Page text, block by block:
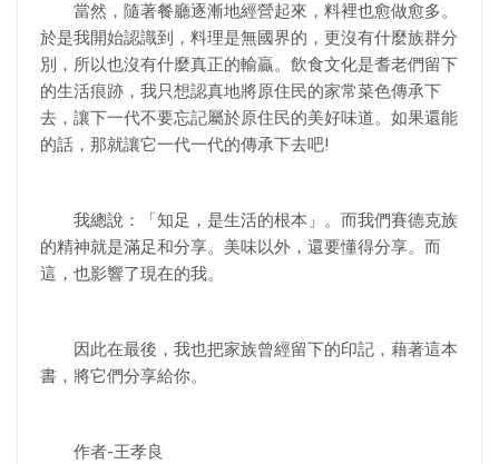
當然，隨著餐廳逐漸地經營起來，料裡也愈做愈多。
於是我開始認識到，料理是無國界的，更沒有什麼族群分
別，所以也沒有什麼真正的輸贏。飲食文化是耆老們留下
的生活痕跡，我只想認真地將原住民的家常菜色傳承下
去，讓下一代不要忘記屬於原住民的美好味道。如果還能
的話，那就讓它一代一代的傳承下去吧!
我總說：「知足，是生活的根本」。而我們賽德克族
的精神就是滿足和分享。美味以外，還要懂得分享。而
這，也影響了現在的我。
因此在最後，我也把家族曾經留下的印記，藉著這本
書，將它們分享給你。
作者-王孝良